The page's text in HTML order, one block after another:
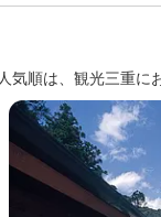
気順は、観光三重に